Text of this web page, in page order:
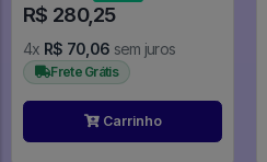
R$ 280,25
4x R$ 70,06 sem juros
Frete Grátis
Carrinho